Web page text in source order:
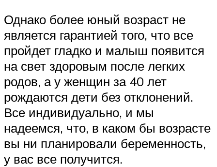
Однако более юный возраст не
является гарантией того, что все
пройдет гладко и малыш появится
на свет здоровым после легких
родов, а у женщин за 40 лет
рождаются дети без отклонений.
Все индивидуально, и мы
надеемся, что, в каком бы возрасте
вы ни планировали беременность,
у вас все получится.